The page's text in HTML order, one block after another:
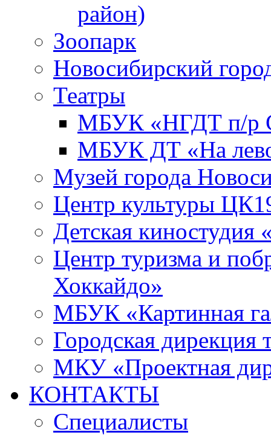
район)
Зоопарк
Новосибирский
Театры
МБУК «НГДТ п/р
МБУК ДТ «На
Музей города
Центр культуры
Детская киностудия
Центр туризма и
Хоккайдо»
МБУК «Картинная
Городская дирекция
МКУ «Проектная
КОНТАКТЫ
Специалисты